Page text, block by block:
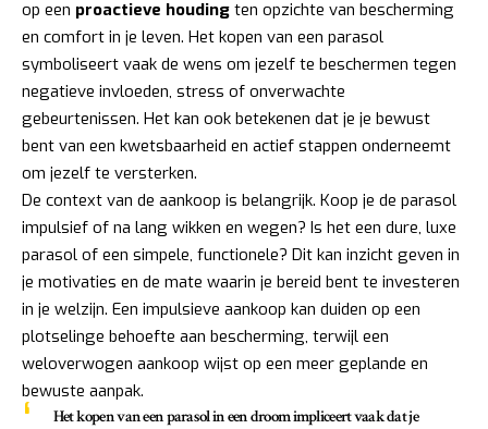
op een proactieve houding ten opzichte van bescherming
en comfort in je leven. Het kopen van een parasol
symboliseert vaak de wens om jezelf te beschermen tegen
negatieve invloeden, stress of onverwachte
gebeurtenissen. Het kan ook betekenen dat je je bewust
bent van een kwetsbaarheid en actief stappen onderneemt
om jezelf te versterken.
De context van de aankoop is belangrijk. Koop je de parasol
impulsief of na lang wikken en wegen? Is het een dure, luxe
parasol of een simpele, functionele? Dit kan inzicht geven in
je motivaties en de mate waarin je bereid bent te investeren
in je welzijn. Een impulsieve aankoop kan duiden op een
plotselinge behoefte aan bescherming, terwijl een
weloverwogen aankoop wijst op een meer geplande en
bewuste aanpak.
Het kopen van een parasol in een droom impliceert vaak dat je